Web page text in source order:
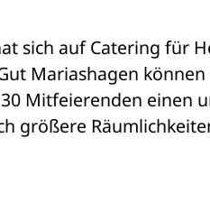
sich auf Catering für
Mariashagen
Mitfeierenden einen
größere